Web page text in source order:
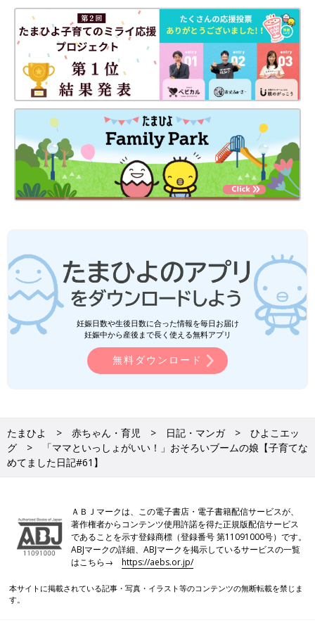
妊娠日数や生後日数に合った情報を毎日お届け
妊娠中から産後まで長く使える無料アプリ
無料ダウンロード
たまひよ 赤ちゃん・育児 日記・マンガ
ひよこエッ
グ
「ママといっしょがいい！」おそろいブームの娘【子育てな
めてました日記#61】
ＡＢＪマークは、この電子書店・電子書籍配信サービスが、
著作権者からコンテンツ使用許諾を得た正規版配信サービス
であることを示す登録商標（登録番号 第11091000号）です。
ABJマークの詳細、ABJマークを掲示しているサービスの一覧
はこちら→https://aebs.or.jp/
本サイトに掲載されている記事・写真・イラスト等のコンテンツの無断転載を禁じま
す。